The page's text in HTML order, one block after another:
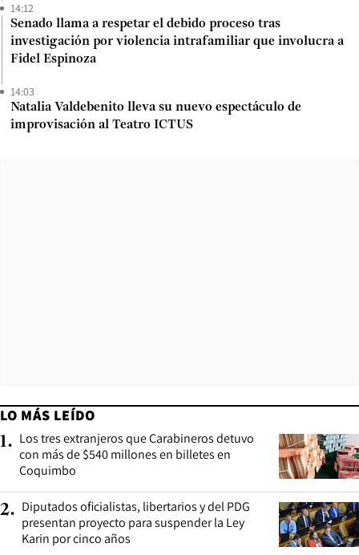
14:12
Senado llama a respetar el debido proceso tras
investigación por violencia intrafamiliar que involucra a
Fidel Espinoza
14:03
Natalia Valdebenito lleva su nuevo espectáculo de
improvisación al Teatro ICTUS
LO MÁS LEÍDO
1. Los tres extranjeros que Carabineros detuvo
con más de $540 millones en billetes en
Coquimbo
2. Diputados oficialistas, libertarios y del PDG
presentan proyecto para suspender la Ley
Karin por cinco años